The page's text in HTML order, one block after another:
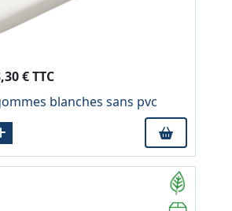
€ TTC
blanches sans pvc